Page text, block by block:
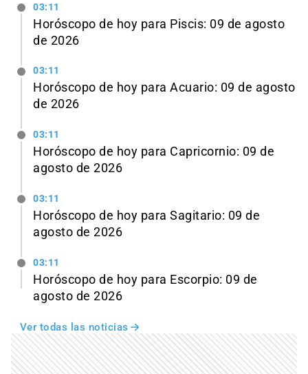
03:11
Horóscopo de hoy para Piscis: 09 de agosto
de 2026
03:11
Horóscopo de hoy para Acuario: 09 de agosto
de 2026
03:11
Horóscopo de hoy para Capricornio: 09 de
agosto de 2026
03:11
Horóscopo de hoy para Sagitario: 09 de
agosto de 2026
03:11
Horóscopo de hoy para Escorpio: 09 de
agosto de 2026
Ver todas las noticias